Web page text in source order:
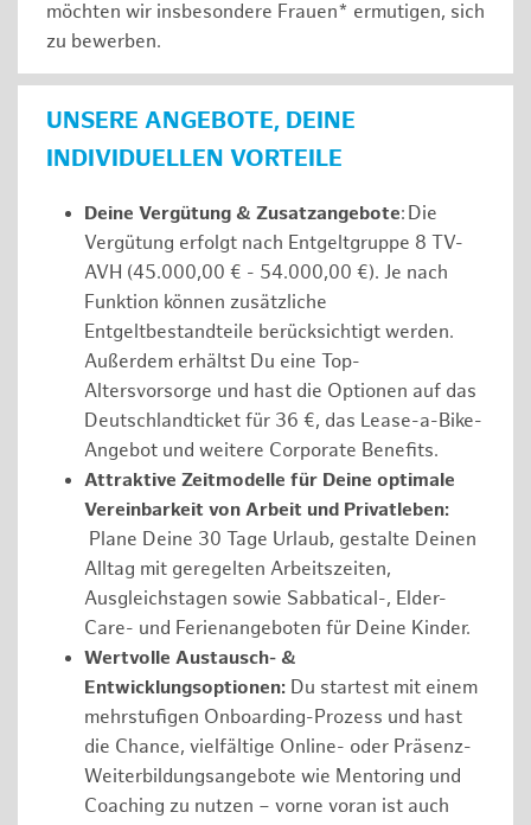
möchten wir insbesondere Frauen* ermutigen, sich
zu bewerben.
UNSERE ANGEBOTE, DEINE
INDIVIDUELLEN VORTEILE
Deine Vergütung & Zusatzangebote: Die
Vergütung erfolgt nach Entgeltgruppe 8 TV-
AVH (45.000,00 € - 54.000,00 €). Je nach
Funktion können zusätzliche
Entgeltbestandteile berücksichtigt werden.
Außerdem erhältst Du eine Top-
Altersvorsorge und hast die Optionen auf das
Deutschlandticket für 36 €, das Lease-a-Bike-
Angebot und weitere Corporate Benefits.
Attraktive Zeitmodelle für Deine optimale
Vereinbarkeit von Arbeit und Privatleben:
Plane Deine 30 Tage Urlaub, gestalte Deinen
Alltag mit geregelten Arbeitszeiten,
Ausgleichstagen sowie Sabbatical-, Elder-
Care- und Ferienangeboten für Deine Kinder.
Wertvolle Austausch- &
Entwicklungsoptionen: Du startest mit einem
mehrstufigen Onboarding-Prozess und hast
die Chance, vielfältige Online- oder Präsenz-
Weiterbildungsangebote wie Mentoring und
Coaching zu nutzen – vorne voran ist auch